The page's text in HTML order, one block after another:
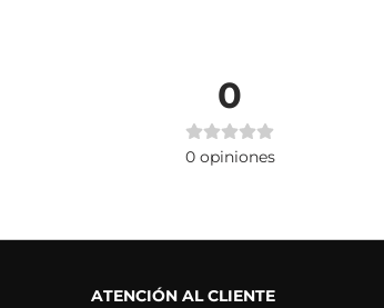
0
0 opiniones
ATENCIÓN AL CLIENTE